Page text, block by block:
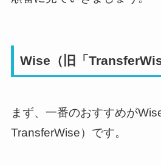
Wise（旧「
まず、一番のおすすめが
TransferWise）です。